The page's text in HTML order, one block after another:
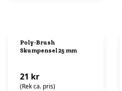
Poly-Brush
Skumpensel 25 mm
21 kr
(Rek ca. pris)